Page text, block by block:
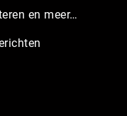
en meer…